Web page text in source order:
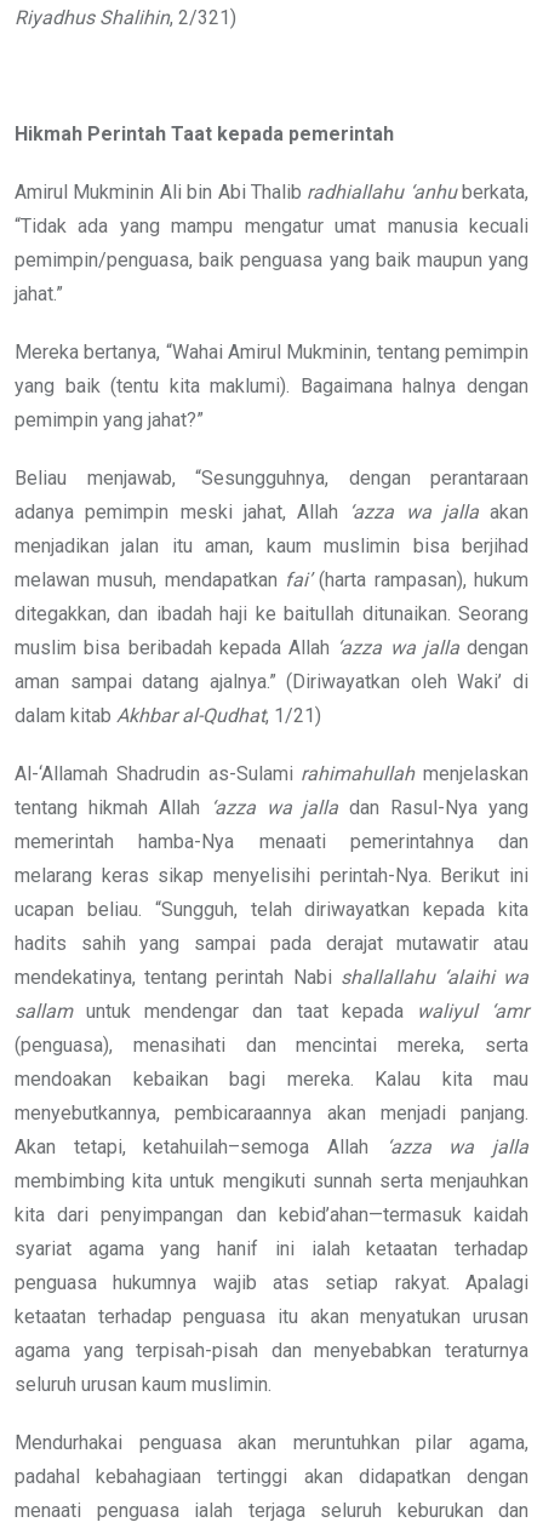
Riyadhus Shalihin, 2/321)
Hikmah Perintah Taat kepada pemerintah
Amirul Mukminin Ali bin Abi Thalib radhiallahu ‘anhuberkata,
“Tidak ada yang mampu mengatur umat manusia kecuali
pemimpin/penguasa, baik penguasa yang baik maupun yang
jahat.”
Mereka bertanya, “Wahai Amirul Mukminin, tentang pemimpin
yang baik (tentu kita maklumi). Bagaimana halnya dengan
pemimpin yang jahat?”
Beliau menjawab, “Sesungguhnya, dengan perantaraan
adanya pemimpin meski jahat, Allah
‘azza wa jallaakan
menjadikan jalan itu aman, kaum muslimin bisa berjihad
melawan musuh, mendapatkan fai’(harta rampasan), hukum
ditegakkan, dan ibadah haji ke baitullah ditunaikan. Seorang
muslim bisa beribadah kepada Allah ‘azza wa jalladengan
aman sampai datang ajalnya.” (Diriwayatkan oleh Waki’ di
dalam kitab Akhbar al-Qudhat, 1/21)
Al-‘Allamah Shadrudin as-Sulami rahimahullahmenjelaskan
tentang hikmah Allah
‘azza wa jalla dan Rasul-Nya yang
memerintah hamba-Nya menaati pemerintahnya dan
melarang keras sikap menyelisihi perintah-Nya. Berikut ini
ucapan beliau. “Sungguh, telah diriwayatkan kepada kita
hadits sahih yang sampai pada derajat mutawatir atau
mendekatinya, tentang perintah Nabi shallallahu ‘alaihi wa
sallamuntuk mendengar dan taat kepada
waliyul ‘amr
(penguasa), menasihati dan mencintai mereka, serta
mendoakan kebaikan bagi mereka. Kalau kita mau
menyebutkannya, pembicaraannya akan menjadi panjang.
Akan tetapi, ketahuilah–semoga Allah
‘azza wa jalla
membimbing kita untuk mengikuti sunnah serta menjauhkan
kita dari penyimpangan dan kebid’ahan—termasuk kaidah
syariat agama yang hanif ini ialah ketaatan terhadap
penguasa hukumnya wajib atas setiap rakyat. Apalagi
ketaatan terhadap penguasa itu akan menyatukan urusan
agama yang terpisah-pisah dan menyebabkan teraturnya
seluruh urusan kaum muslimin.
Mendurhakai penguasa akan meruntuhkan pilar agama,
padahal kebahagiaan tertinggi akan didapatkan dengan
menaati penguasa ialah terjaga seluruh keburukan dan